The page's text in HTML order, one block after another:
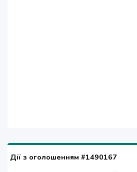
Дії з оголошенням #1490167